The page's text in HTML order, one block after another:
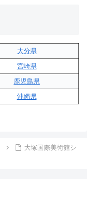
大分県
宮崎県
鹿児島県
沖縄県
大塚国際美術館シ